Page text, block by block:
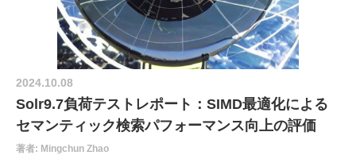
2024.10.08
Solr9.7負荷テストレポート：SIMD最適化による
セマンティック検索パフォーマンス向上の評価
著者: Mingchun Zhao